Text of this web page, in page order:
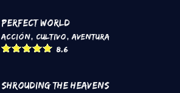
Perfect World
Acción, Cultivo,Aventura
8.6
Shrouding the Heavens